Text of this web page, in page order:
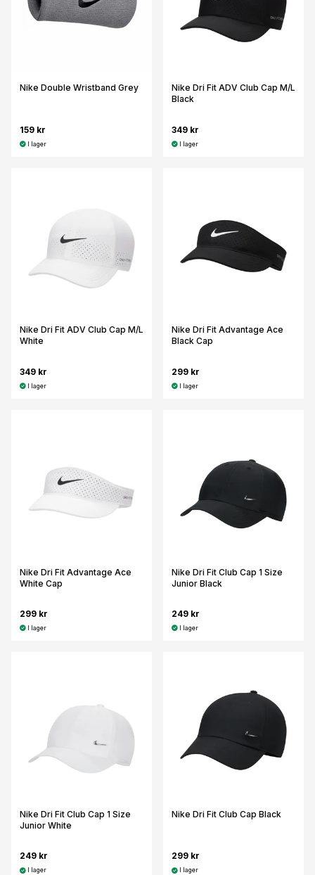
Nike Double Wristband Grey
159 kr
I lager
Nike Dri Fit ADV Club Cap M/L
Black
349 kr
I lager
Nike Dri Fit ADV Club Cap M/L
White
349 kr
I lager
Nike Dri Fit Advantage Ace
Black Cap
299 kr
I lager
Nike Dri Fit Advantage Ace
White Cap
299 kr
I lager
Nike Dri Fit Club Cap 1 Size
Junior Black
249 kr
I lager
Nike Dri Fit Club Cap 1 Size
Junior White
249 kr
I lager
Nike Dri Fit Club Cap Black
299 kr
I lager